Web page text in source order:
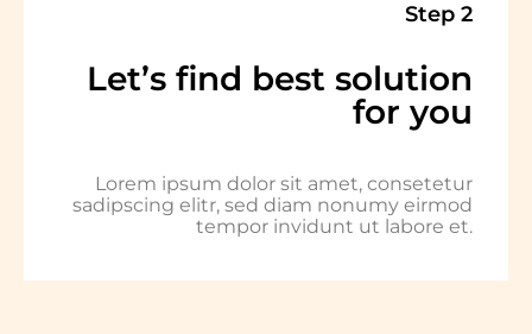
Step 2
Let’s find best solution
for you
Lorem ipsum dolor sit amet, consetetur
sadipscing elitr, sed diam nonumy eirmod
tempor invidunt ut labore et.